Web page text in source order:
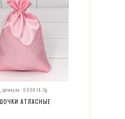
артикула: 000814-3g
АТЛАСНЫЕ